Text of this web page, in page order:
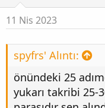
11 Nis 2023
spyfrs' Alıntı:
önündeki 25
yukarı takribi 25-